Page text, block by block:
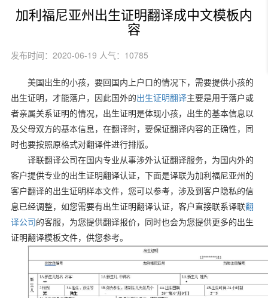
加利福尼亚州出生证明翻译成中文模板内
容
发布时间：2020-06-19 人气：10785
美国出生的小孩，要回国内上户口的情况下，需要提供小孩的
出生证明，才能落户，因此国外的出生证明翻译主要是用于落户或
者亲属关系证明的情况，出生证明是体现小孩，出生的基本信息以
及父母双方的基本信息，在翻译时，要保证翻译内容的正确性，同
时也要按照原格式对翻译件进行排版。
译联翻译公司在国内专业从事涉外认证翻译服务，为国内外的
客户提供专业的出生证明翻译认证，下面是译联为加利福尼亚州的
客户翻译的出生证明样本文件，您可以参考，涉及到客户隐私的信
息已经调整，如您需要有出生证明翻译认证，客户直接联系译联翻
译公司 的客服，为您提供翻译报价，同时也会为您提供更多的出生
证明翻译模板文件，供您参考。